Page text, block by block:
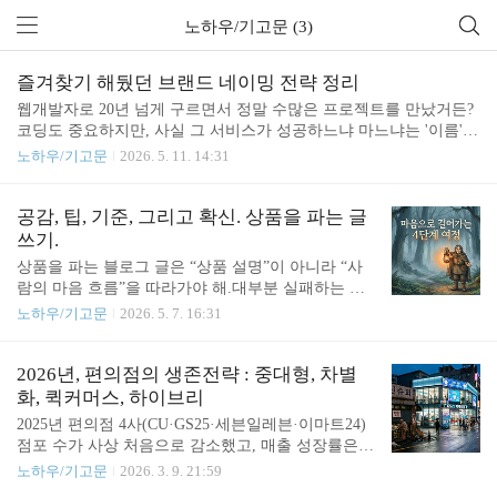
노하우/기고문 (3)
즐겨찾기 해뒀던 브랜드 네이밍 전략 정리
웹개발자로 20년 넘게 구르면서 정말 수많은 프로젝트를 만났거든?
코딩도 중요하지만, 사실 그 서비스가 성공하느냐 마느냐는 '이름'에
서 결정되는 경우가 많더라고. 아무리 코드가 깔끔해도 이름이 안 읽
미 핵심화 (Concept Compression)"설명하려 하지 마, 그냥 느껴지게
해."내가 수많은 사이트를 구축해보니, 이름이 길면 일단 유저들은
뒤로 가기를 눌러. 핵심 키워드를 딱 3개만 뽑아서 그걸 2~4글자로
압축하는 게 기술이야.예시: 직장인들을 위한 점심 메뉴 추천 앱 →
런치픽 (LunchPick) 2. 발음/리듬 최적화 (Phonetic Rhythm)"입에 붙
어..
노하우/기고문 2026. 5. 11. 14:31
공감, 팁, 기준, 그리고 확신. 상품을 파는 글
쓰기.
상품을 파는 블로그 글은 “상품 설명”이 아니라 “사
람의 마음 흐름”을 따라가야 해.대부분 실패하는 이
유는 처음부터 제품 자랑만 하기 때문이야. 사람은
진짜 중요해.이 순서대로 글을 쓰면 광고처럼 안 보
이는데도 구매가 일어나.아래처럼 이해하면 돼. 1단
계 : 공감“내 이야기 같네”를 먼저 만들어야 해사람은
자기 문제를 정확히 표현해 주는 글에 멈춰.그래서
첫 문장은 제품 소개가 아니라 상황 묘사여야 해. 잘
못된 시작:“이번에 좋은 가습기를 발견했어”“성능 좋
노하우/기고문 2026. 5. 7. 16:31
2026년, 편의점의 생존전략 : 중대형, 차별
화, 퀵커머스, 하이브리
2025년 편의점 4사(CU·GS25·세븐일레븐·이마트24)
점포 수가 사상 처음으로 감소했고, 매출 성장률은 0.
1% 내외로 사실상 정체기에 들어섰습니다. 더 이상
노하우/기고문 2026. 3. 9. 21:59